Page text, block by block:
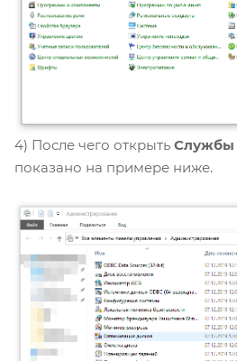
4) После чего открыть Службы
показано на примере ниже.